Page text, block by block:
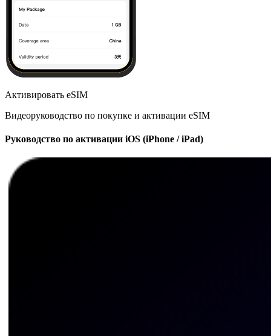
Активировать eSIM
Видеоруководство по покупке и активации eSIM
Руководство по активации iOS (iPhone / iPad)